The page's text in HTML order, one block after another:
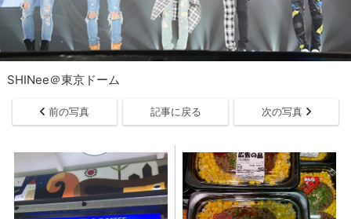
SHINee＠東京ドーム
前の写真 記事に戻る 次の写真